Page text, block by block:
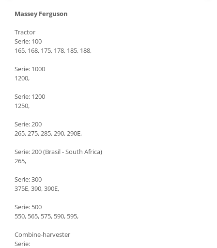
Massey Ferguson
Tractor
Serie: 100
165, 168, 175, 178, 185, 188,
Serie: 1000
1200,
Serie: 1200
1250,
Serie: 200
265, 275, 285, 290, 290E,
Serie: 200 (Brasil - South Africa)
265,
Serie: 300
375E, 390, 390E,
Serie: 500
550, 565, 575, 590, 595,
Combine-harvester
Serie: